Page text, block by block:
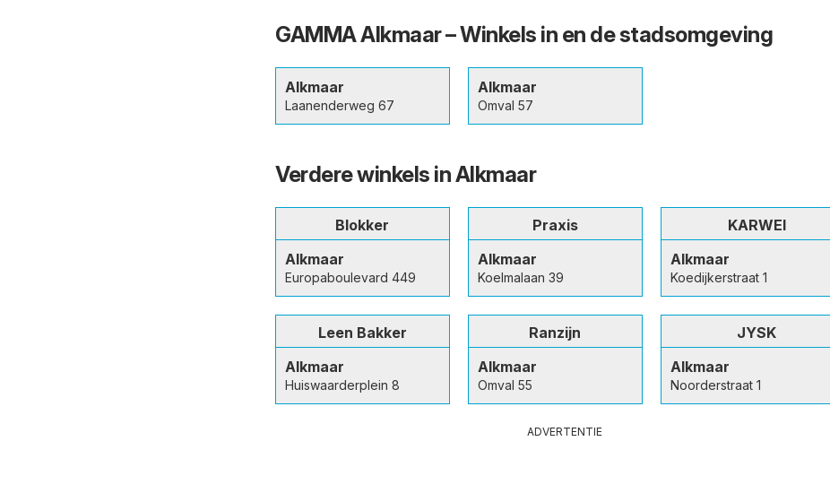
GAMMA Alkmaar – Winkels in en de stadsomgeving
Alkmaar
Laanenderweg 67
Alkmaar
Omval 57
Verdere winkels in Alkmaar
Blokker
Alkmaar
Europaboulevard 449
Praxis
Alkmaar
Koelmalaan 39
KARWEI
Alkmaar
Koedijkerstraat 1
Leen Bakker
Alkmaar
Huiswaarderplein 8
Ranzijn
Alkmaar
Omval 55
JYSK
Alkmaar
Noorderstraat 1
ADVERTENTIE